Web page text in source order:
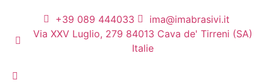
+39 089 444033
ima@imabrasivi.it
Via XXV Luglio, 279 84013 Cava de' Tirreni (SA)
Italie